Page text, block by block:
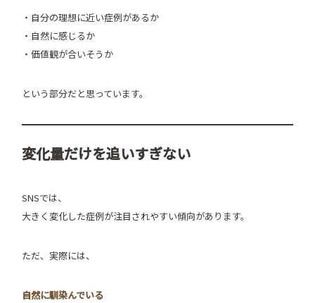
・自分の理想に近い症例があるか
・自然に感じるか
・価値観が合いそうか
という部分だと思っています。
変化量だけを追いすぎない
SNSでは、
大きく変化した症例が注目されやすい傾向があります。
ただ、実際には、
自然に馴染んでいる